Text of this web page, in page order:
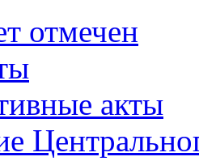
отмечен
акты